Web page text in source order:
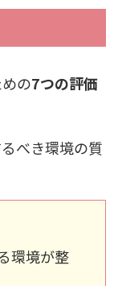
の7つの評価
べき環境の質
環境が整